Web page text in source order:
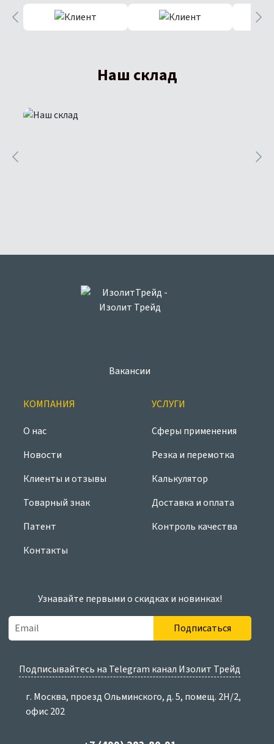
Наш склад
Вакансии
КОМПАНИЯ
О нас
Новости
Клиенты и отзывы
Товарный знак
Патент
Контакты
УСЛУГИ
Сферы применения
Резка и перемотка
Калькулятор
Доставка и оплата
Контроль качества
Узнавайте первыми о скидках и новинках!
Подписаться
Подписывайтесь на Telegram канал Изолит Трейд
г. Москва, проезд Ольминского, д. 5, помещ. 2Н/2,
офис 202